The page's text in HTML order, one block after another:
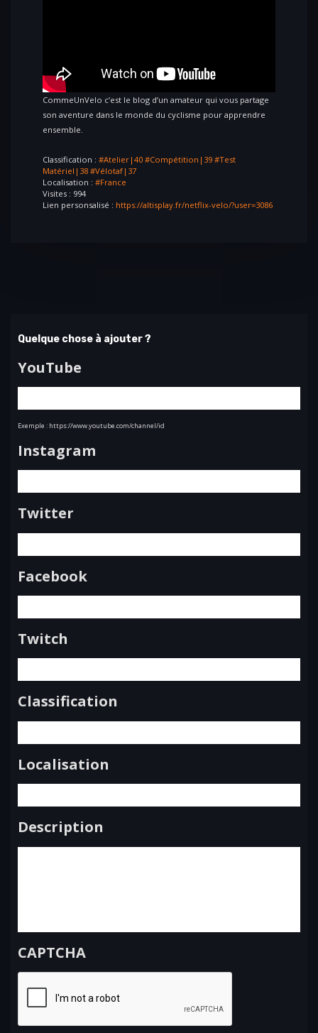
CommeUnVelo c’est le blog d’un amateur qui vous partage
son aventure dans le monde du cyclisme pour apprendre
ensemble.
Classification : #Atelier|40 #Compétition|39 #Test
Matériel|38 #Vélotaf|37
Localisation : #France
Visites : 994
Lien personsalisé : https://altisplay.fr/netflix-velo/?user=3086
Quelque chose à ajouter ?
YouTube
Exemple : https://www.youtube.com/channel/id
Instagram
Twitter
Facebook
Twitch
Classification
Localisation
Description
CAPTCHA